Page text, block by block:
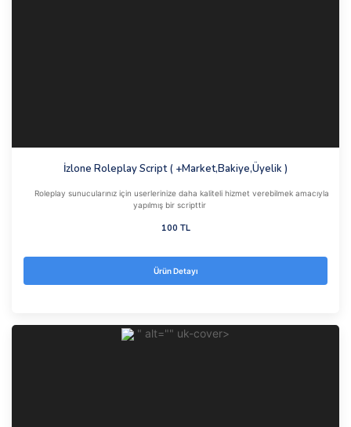
İzlone Roleplay Script ( +Market,Bakiye,Üyelik )
Roleplay sunucularınız için userlerinize daha kaliteli hizmet verebilmek amacıyla
yapılmış bir scripttir
100 TL
Ürün Detayı
" alt="" uk-cover>